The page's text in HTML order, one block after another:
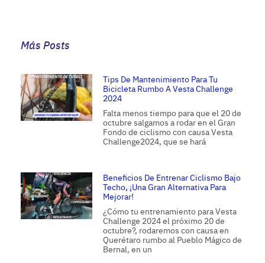
Más Posts
Tips De Mantenimiento Para Tu
Bicicleta Rumbo A Vesta Challenge
2024
Falta menos tiempo para que el 20 de
octubre salgamos a rodar en el Gran
Fondo de ciclismo con causa Vesta
Challenge2024, que se hará
Beneficios De Entrenar Ciclismo Bajo
Techo, ¡una Gran Alternativa Para
Mejorar!
¿Cómo tu entrenamiento para Vesta
Challenge 2024 el próximo 20 de
octubre?, rodaremos con causa en
Querétaro rumbo al Pueblo Mágico de
Bernal, en un